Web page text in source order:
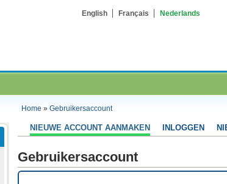
English Français Nederlands
Home» Gebruikersaccount
NIEUWE ACCOUNT AANMAKEN INLOGGEN
Gebruikersaccount